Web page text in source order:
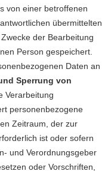
von einer betroffenen
übermittelten
der Bearbeitung
Person gespeichert.
Daten an
Sperrung von
Verarbeitung
personenbezogene
Zeitraum, der zur
ist oder sofern
und Verordnungsgeber
oder Vorschriften,